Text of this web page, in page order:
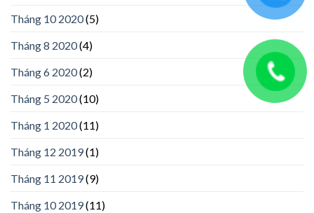
Tháng 10 2020(5)
Tháng 8 2020(4)
Tháng 6 2020(2)
Tháng 5 2020(10)
Tháng 1 2020(11)
Tháng 12 2019(1)
Tháng 11 2019(9)
Tháng 10 2019(11)